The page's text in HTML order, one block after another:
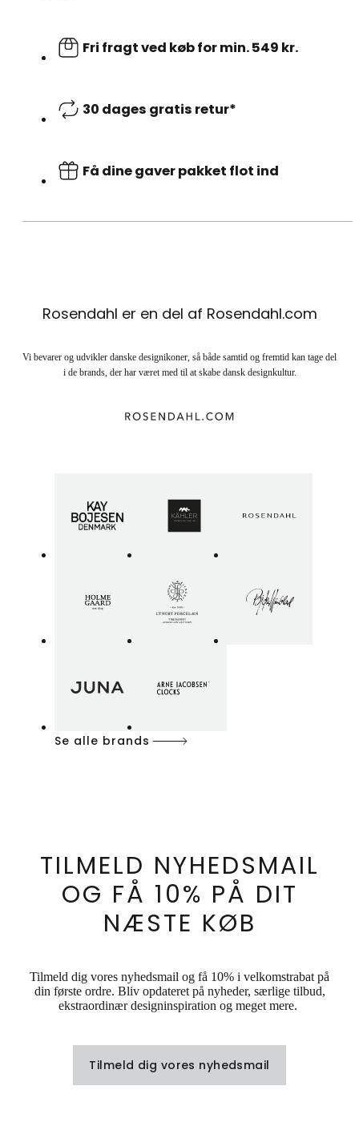
Fri fragt ved køb for min. 549 kr.
30 dages gratis retur*
Få dine gaver pakket flot ind
Rosendahl er en del af Rosendahl.com
Vi bevarer og udvikler danske designikoner, så både samtid og fremtid kan tage del
i de brands, der har været med til at skabe dansk designkultur.
Se alle brands
TILMELD NYHEDSMAIL
OG FÅ 10% PÅ DIT
NÆSTE KØB
Tilmeld dig vores nyhedsmail og få 10% i velkomstrabat på
din første ordre. Bliv opdateret på nyheder, særlige tilbud,
ekstraordinær designinspiration og meget mere.
Tilmeld dig vores nyhedsmail